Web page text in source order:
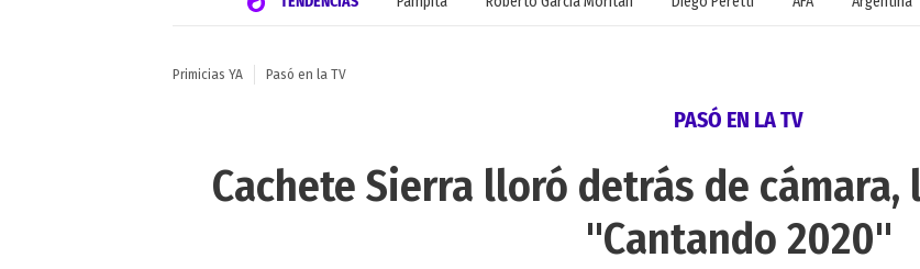
Primicias YA Pasó en la TV
PASÓ EN LA TV
Cachete Sierra lloró detrás de
"Cantando 2020"